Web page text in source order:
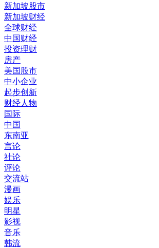
新加坡股市
新加坡财经
全球财经
中国财经
投资理财
房产
美国股市
中小企业
起步创新
财经人物
国际
中国
东南亚
言论
社论
评论
交流站
漫画
娱乐
明星
影视
音乐
韩流